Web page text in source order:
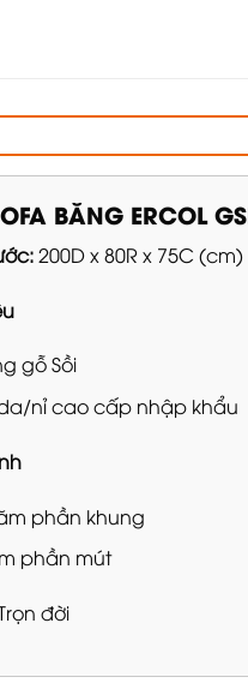
BĂNG ERCOL
200D x 80R x 75C (cm)
gỗ Sồi
nỉ cao cấp nhập khẩu
phần khung
phần mút
đời